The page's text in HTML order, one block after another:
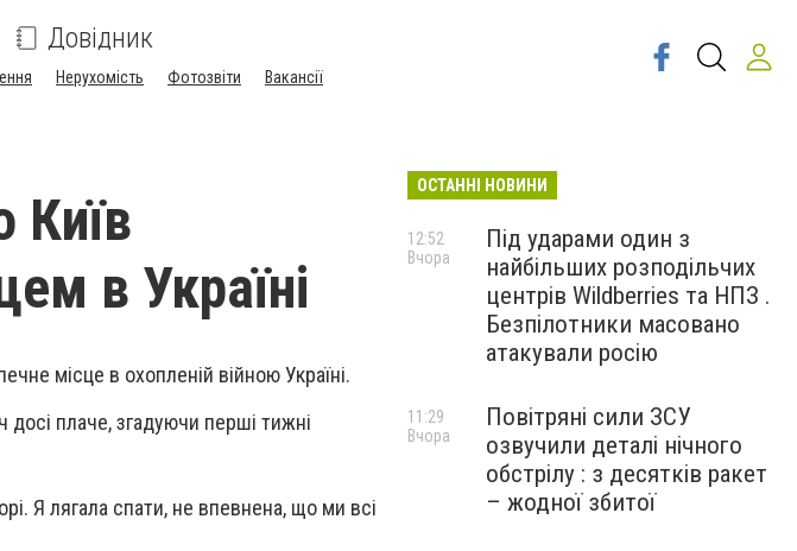
Довідник
Нерухомість Фотозвіти Вакансії
Київ
в Україні
місце в охопленій війною Україні.
досі плаче, згадуючи перші тижні
Я лягала спати, не впевнена, що ми всі
ОСТАННІ НОВИНИ
Під ударами один з
найбільших розподільчих
центрів Wildberries та НПЗ .
Безпілотники масовано
атакували росію
12:52
Вчора
Повітряні сили ЗСУ
озвучили деталі нічного
обстрілу : з десятків ракет
– жодної збитої
11:29
Вчора